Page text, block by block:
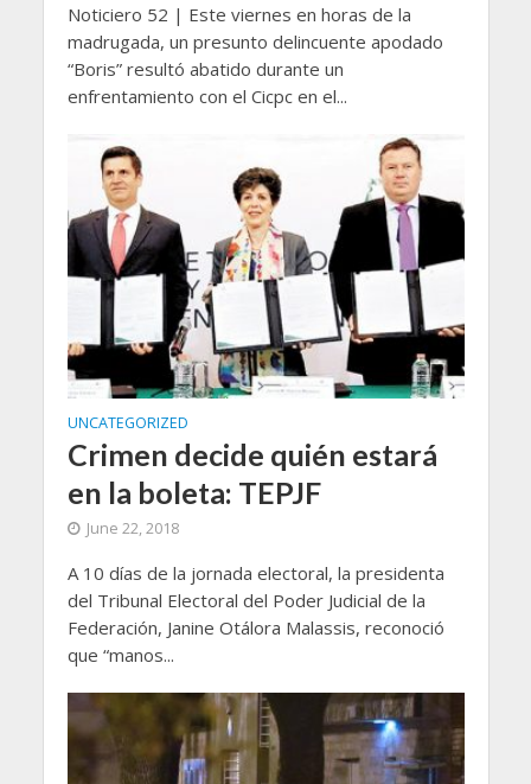
Noticiero 52 | Este viernes en horas de la
madrugada, un presunto delincuente apodado
“Boris” resultó abatido durante un
enfrentamiento con el Cicpc en el...
UNCATEGORIZED
Crimen decide quién estará
en la boleta: TEPJF
June 22, 2018
A 10 días de la jornada electoral, la presidenta
del Tribunal Electoral del Poder Judicial de la
Federación, Janine Otálora Malassis, reconoció
que “manos...